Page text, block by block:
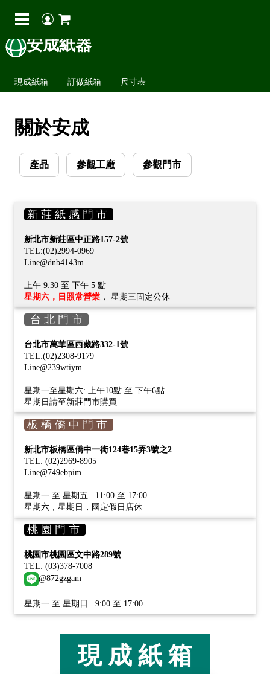
安成紙器
現成紙箱 訂做紙箱 尺寸表
關於安成
產品 參觀工廠 參觀門市
新 莊 紙 感 門 市
新北市新莊區中正路157-2號
TEL:(02)2994-0969
Line@dnb4143m
上午 9:30 至 下午 5 點
星期六，日照常營業 ， 星期三固定公休
台 北 門 市
台北市萬華區西藏路332-1號
TEL:(02)2308-9179
Line@239wtiym
星期一至星期六: 上午10點 至 下午6點
星期日請至新莊門市購買
板 橋 僑 中 門 市
新北市板橋區僑中一街124巷15弄3號之2
TEL: (02)2969-8905
Line@749ebpim
星期一 至 星期五 11:00 至 17:00
星期六，星期日，國定假日店休
桃 園 門 市
桃園市桃園區文中路289號
TEL: (03)378-7008
@872gzgam
星期一 至 星期日 9:00 至 17:00
現 成 紙 箱